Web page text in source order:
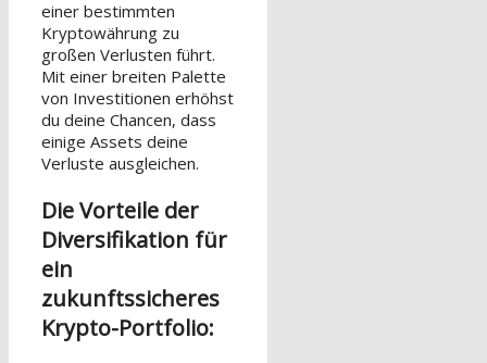
einer bestimmten
Kryptowährung zu
großen Verlusten führt.
Mit einer breiten Palette
von Investitionen erhöhst
du deine Chancen, dass
einige Assets deine
Verluste ausgleichen.
Die Vorteile der
Diversifikation für
ein
zukunftssicheres
Krypto-Portfolio: